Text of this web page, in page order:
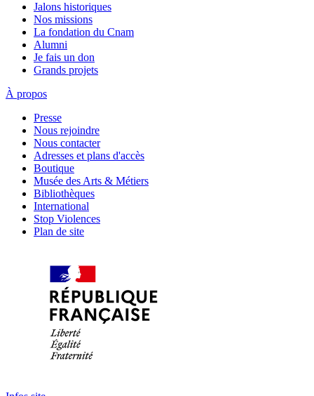
Jalons historiques
Nos missions
La fondation du Cnam
Alumni
Je fais un don
Grands projets
À propos
Presse
Nous rejoindre
Nous contacter
Adresses et plans d'accès
Boutique
Musée des Arts & Métiers
Bibliothèques
International
Stop Violences
Plan de site